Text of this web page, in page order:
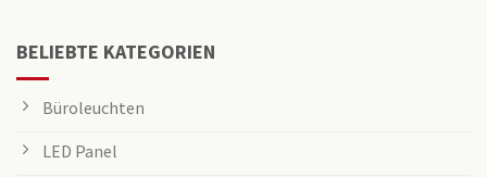
BELIEBTE KATEGORIEN
Büroleuchten
LED Panel